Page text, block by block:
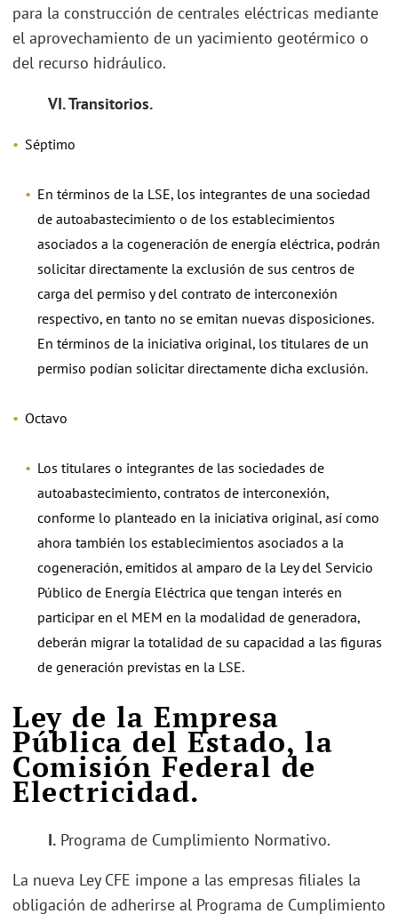
para la construcción de centrales eléctricas mediante
el aprovechamiento de un yacimiento geotérmico o
del recurso hidráulico.
VI. Transitorios.
Séptimo
En términos de la LSE, los integrantes de una sociedad
de autoabastecimiento o de los establecimientos
asociados a la cogeneración de energía eléctrica, podrán
solicitar directamente la exclusión de sus centros de
carga del permiso y del contrato de interconexión
respectivo, en tanto no se emitan nuevas disposiciones.
En términos de la iniciativa original, los titulares de un
permiso podían solicitar directamente dicha exclusión.
Octavo
Los titulares o integrantes de las sociedades de
autoabastecimiento, contratos de interconexión,
conforme lo planteado en la iniciativa original, así como
ahora también los establecimientos asociados a la
cogeneración, emitidos al amparo de la Ley del Servicio
Público de Energía Eléctrica que tengan interés en
participar en el MEM en la modalidad de generadora,
deberán migrar la totalidad de su capacidad a las figuras
de generación previstas en la LSE.
Ley de la Empresa
Pública del Estado, la
Comisión Federal de
Electricidad.
I. Programa de Cumplimiento Normativo.
La nueva Ley CFE impone a las empresas filiales la
obligación de adherirse al Programa de Cumplimiento